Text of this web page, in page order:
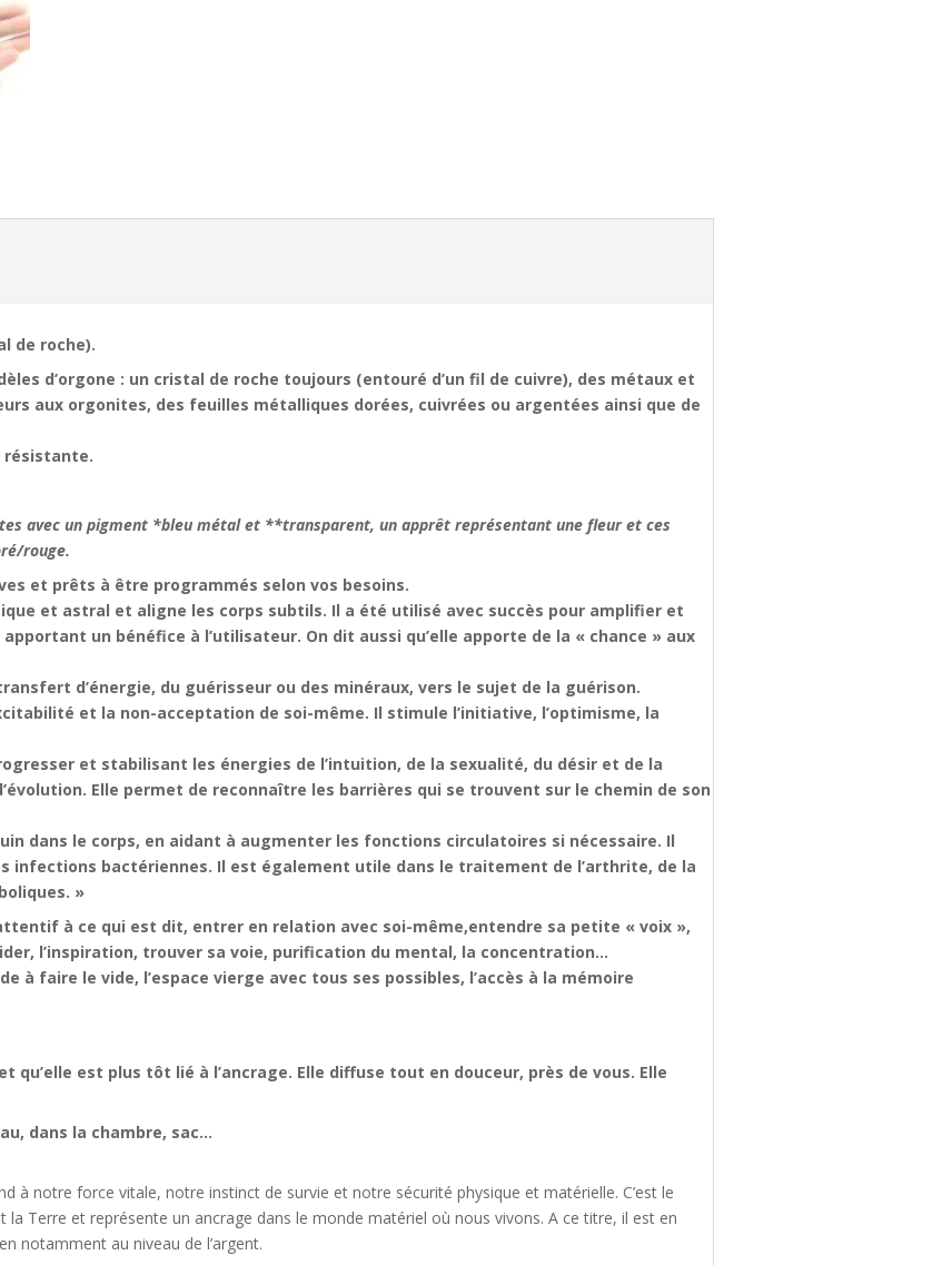
de roche).
d’orgone : un cristal de roche toujours (entouré d’un fil de cuivre), des métaux et
aux orgonites, des feuilles métalliques dorées, cuivrées ou argentées ainsi que de
résistante.
avec un pigment *bleu métal et **transparent, un apprêt représentant une fleur et ces
rouge.
et prêts à être programmés selon vos besoins.
et astral et aligne les corps subtils. Il a été utilisé avec succès pour amplifier et
un bénéfice à l’utilisateur. On dit aussi qu’elle apporte de la « chance » aux
d’énergie, du guérisseur ou des minéraux, vers le sujet de la guérison.
et la non-acceptation de soi-même. Il stimule l’initiative, l’optimisme, la
et stabilisant les énergies de l’intuition, de la sexualité, du désir et de la
Elle permet de reconnaître les barrières qui se trouvent sur le chemin de son
dans le corps, en aidant à augmenter les fonctions circulatoires si nécessaire. Il
bactériennes. Il est également utile dans le traitement de l’arthrite, de la
»
à ce qui est dit, entrer en relation avec soi-même,entendre sa petite « voix »,
l’inspiration, trouver sa voie, purification du mental, la concentration…
faire le vide, l’espace vierge avec tous ses possibles, l’accès à la mémoire
est plus tôt lié à l’ancrage. Elle diffuse tout en douceur, près de vous. Elle
dans la chambre, sac…
à notre force vitale, notre instinct de survie et notre sécurité physique et matérielle. C’est le
Terre et représente un ancrage dans le monde matériel où nous vivons. A ce titre, il est en
notamment au niveau de l’argent.